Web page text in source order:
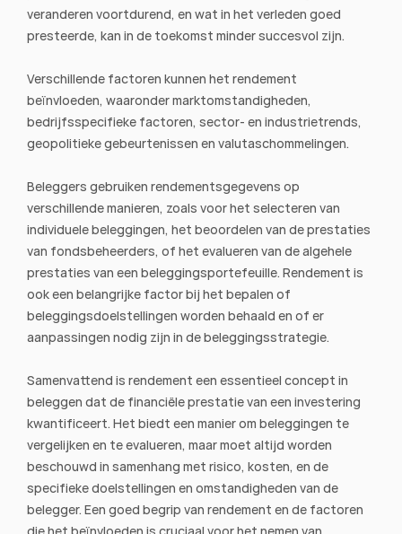
veranderen voortdurend, en wat in het verleden goed
presteerde, kan in de toekomst minder succesvol zijn.
Verschillende factoren kunnen het rendement
beïnvloeden, waaronder marktomstandigheden,
bedrijfsspecifieke factoren, sector- en industrietrends,
geopolitieke gebeurtenissen en valutaschommelingen.
Beleggers gebruiken rendementsgegevens op
verschillende manieren, zoals voor het selecteren van
individuele beleggingen, het beoordelen van de prestaties
van fondsbeheerders, of het evalueren van de algehele
prestaties van een beleggingsportefeuille. Rendement is
ook een belangrijke factor bij het bepalen of
beleggingsdoelstellingen worden behaald en of er
aanpassingen nodig zijn in de beleggingsstrategie.
Samenvattend is rendement een essentieel concept in
beleggen dat de financiële prestatie van een investering
kwantificeert. Het biedt een manier om beleggingen te
vergelijken en te evalueren, maar moet altijd worden
beschouwd in samenhang met risico, kosten, en de
specifieke doelstellingen en omstandigheden van de
belegger. Een goed begrip van rendement en de factoren